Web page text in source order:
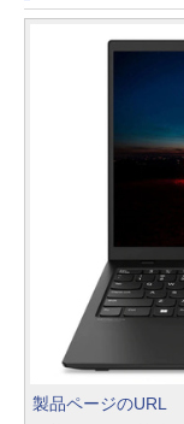
製品ページのURL